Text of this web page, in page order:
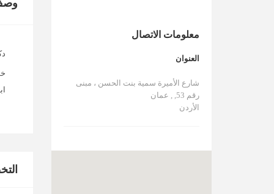
معلومات الاتصال
العنوان
شارع الأميرة سمية بنت الحسن ، مبنى
رقم 53, , عمان
الأردن